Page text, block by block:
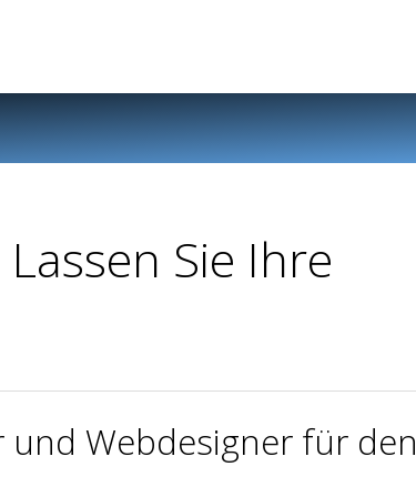
Sie Ihre
und Webdesigner für den